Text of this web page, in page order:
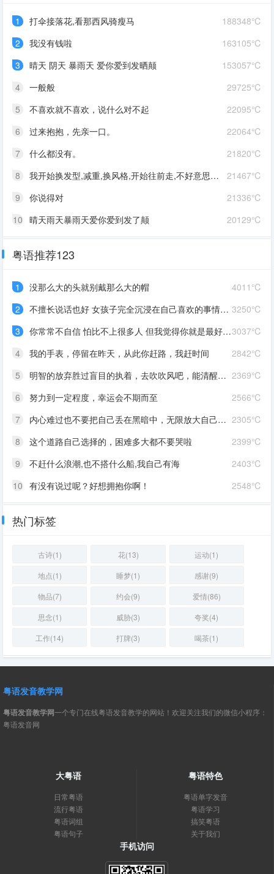
188348℃
1
打伞接落花,看那西风骑瘦马
163105℃
2
我没有钱啦
153057℃
3
晴天 阴天 暴雨天 爱你爱到发晒颠
29725℃
4
一般般
22095℃
5
不喜欢就不喜欢，说什么对不起
22064℃
6
过来抱抱，先亲一口。
21820℃
7
什么都没有。
21467℃
8
我开始换发型,减重,换风格,开始往前走,不好意思啊这一次,我一定要赢
21336℃
9
你说得对
20129℃
10 晴天雨天暴雨天爱你爱到发了颠
粤语推荐123
4011℃
1
没那么大的头就别戴那么大的帽
3250℃
2
不擅长说话也好 女孩子完全沉浸在自己喜欢的事情里 最可爱了 剩下的我会圆场
3037℃
3
你常常不自信 怕比不上很多人 但我觉得你就是最好的 怎么都好 我想告诉你 我对你的爱是兜底 是连你自己都不喜欢自己的时候 还有我来爱你
2842℃
4
我的手表，停留在昨天，从此你赶路，我赶时间
2369℃
5
明智的放弃胜过盲目的执着，去吹吹风吧，能清醒的话感冒也没关系。
2566℃
6
努力到一定程度，幸运会不期而至
2305℃
7
内心难过也不要把自己丢在黑暗中，无限放大自己的情绪。按时睡觉，好好吃饭，洗个热乎的澡，喝甜甜的奶茶。看看长河落日，花朵树木，驱逐丧气再努力奔跑，生活到处是发光的星星。
2399℃
8
这个道路自己选择的，困难多大都不要哭啦
2403℃
9
不赶什么浪潮,也不搭什么船,我自己有海
2548℃
10 有没有说过呢？好想拥抱你啊！
热门标签
古诗(1) 花(13)
运动(1)
地点(1)
睡梦(1)
感谢(9)
物品(7)
约会(9)
爱情(86)
思念(1)
威胁(3)
夸奖(4)
工作(14)
打牌(3) 喝茶(1)
粤语发音教学网
粤语发音教学网一个专门在线粤语发音教学的网站！欢迎关注我们的微信小程序：
粤语发音网
大粤语
日常粤语
流行粤语
粤语词组
粤语句子
粤语特色
粤语单字发音
粤语学习
搞笑粤语
关于我们
手机访问